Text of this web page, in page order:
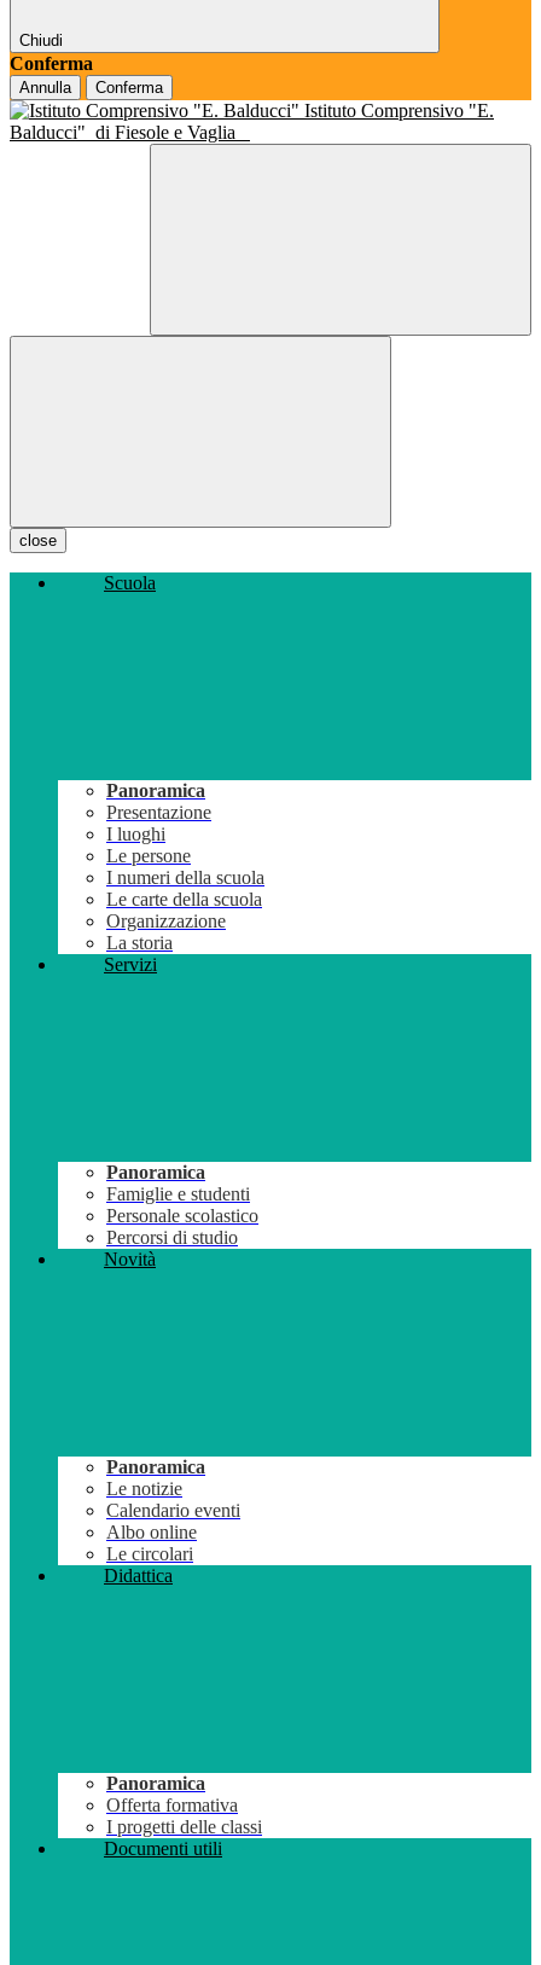
Chiudi
Conferma
Annulla Conferma
Istituto Comprensivo "E.
Balducci" di Fiesole e Vaglia
close
Scuola
Panoramica
Presentazione
I luoghi
Le persone
I numeri della scuola
Le carte della scuola
Organizzazione
La storia
Servizi
Panoramica
Famiglie e studenti
Personale scolastico
Percorsi di studio
Novità
Panoramica
Le notizie
Calendario eventi
Albo online
Le circolari
Didattica
Panoramica
Offerta formativa
I progetti delle classi
Documenti utili